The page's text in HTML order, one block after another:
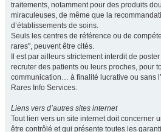
traitements, notamment pour des produits
miraculeuses, de même que la
d’établissements de soins.
Seuls les centres de référence ou de
rares", peuvent être cités.
Il est par ailleurs strictement interdit de
recruter des patients ou leurs proches, pour
communication… à finalité lucrative ou sans
Rares Info Services.
Liens vers d’autres sites internet
Tout lien vers un site internet doit concerner
être contrôlé et qui présente toutes les